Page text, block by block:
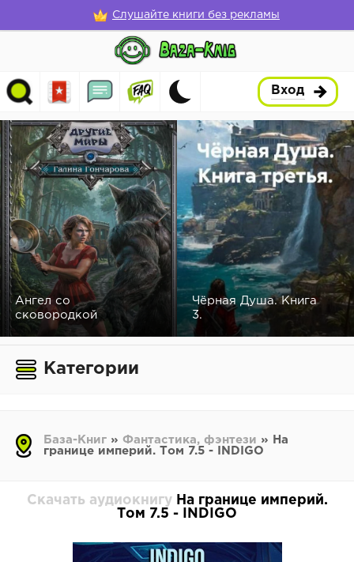
Слушайте книги без рекламы
Вход
Ангел со
сковородкой
Чёрная Душа. Книга
3.
Категории
База-Книг » Фантастика, фэнтези » На
границе империй. Том 7.5 - INDIGO
Скачать аудиокнигу На границе империй.
Том 7.5 - INDIGO